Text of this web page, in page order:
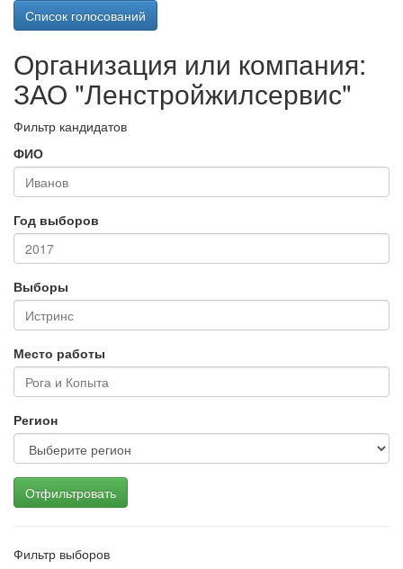
Список голосований
Организация или компания:
ЗАО "Ленстройжилсервис"
Фильтр кандидатов
ФИО
Год выборов
Выборы
Место работы
Регион
Отфильтровать
Фильтр выборов